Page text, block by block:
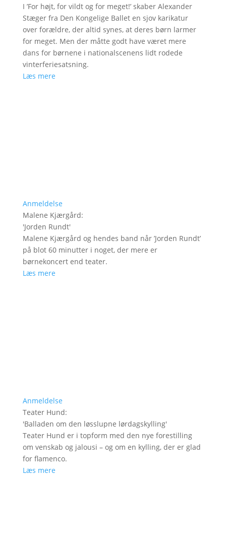
I ’For højt, for vildt og for meget!’ skaber Alexander
Stæger fra Den Kongelige Ballet en sjov karikatur
over forældre, der altid synes, at deres børn larmer
for meget. Men der måtte godt have været mere
dans for børnene i nationalscenens lidt rodede
vinterferiesatsning.
Læs mere
Anmeldelse
Malene Kjærgård:
'Jorden Rundt'
Malene Kjærgård og hendes band når ’Jorden Rundt’
på blot 60 minutter i noget, der mere er
børnekoncert end teater.
Læs mere
Anmeldelse
Teater Hund:
'Balladen om den løsslupne lørdagskylling'
Teater Hund er i topform med den nye forestilling
om venskab og jalousi – og om en kylling, der er glad
for flamenco.
Læs mere